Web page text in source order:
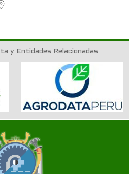
y Entidades Relacionadas